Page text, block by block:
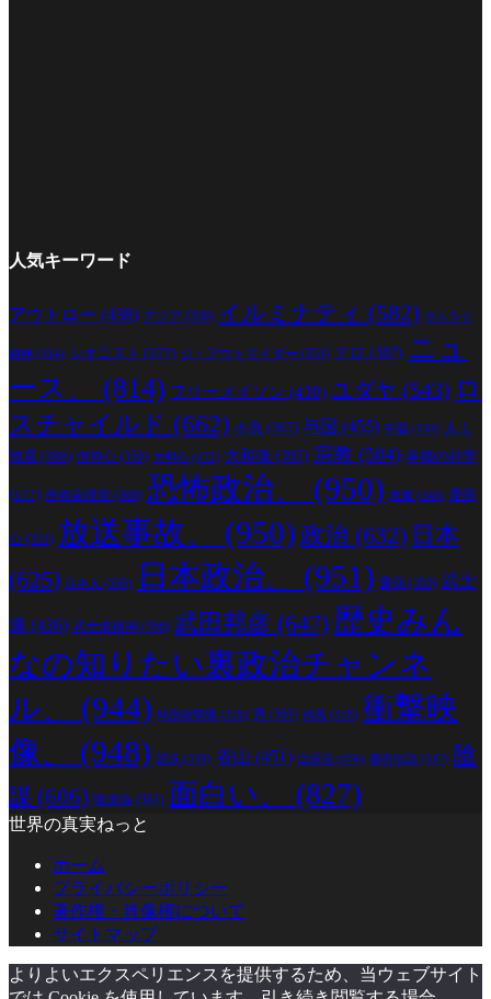
人気キーワード
アウトロー (438) アジア (350) イルミナティ (582) サムライ
精神 (334) シオニスト (377) ジ・アウトサイダー (353) テロ (387) ニュ
ース、
(814) フリーメイソン (430) ユダヤ (543) ロ
スチャイルド (662) 不良 (367) 与国 (455) 中国 (330)
人工
地震 (380) 信仰心 (350) 大和心 (332) 大和魂 (397) 宗教 (504) 幸福の科学
(377) 幸福実現党 (360) 恐怖政治、 (950) 悪魔 (340) 愛国
心 (351) 放送事故、 (950) 政治 (632) 日本
(625) 日本人 (336) 日本政治、 (951) 最強 (353) 武士
道 (436) 武士道精神 (356) 武田邦彦 (647) 歴史みん
なの知りたい裏政治チャンネ
ル、
(944) 特別攻撃隊 (328) 男 (361) 神風 (328) 衝撃映
像、
(948) 説法 (336) 谷山 (451) 辻説法 (336) 都市伝説 (342) 陰
謀 (606) 陰謀論 (361) 面白い、 (827)
世界の真実ねっと
ホーム
プライバシーポリシー
著作権・肖像権について
サイトマップ
よりよいエクスペリエンスを提供するため、当ウェブサイト